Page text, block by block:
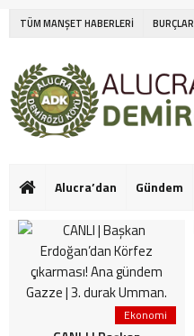
TÜM MANŞET HABERLERİ BURÇLAR
Alucra’dan Gündem
Ekonomi